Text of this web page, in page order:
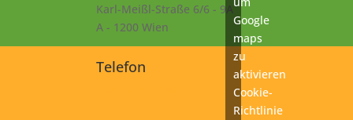
Karl-Meißl-Straße 6/6 - 9A
A - 1200 Wien
Telefon
Google
maps
zu
aktivieren
Cookie-
Richtlinie